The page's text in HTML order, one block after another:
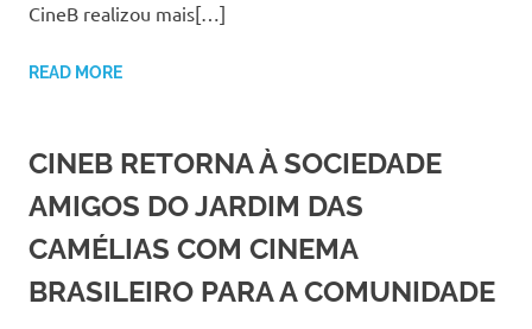
CineB realizou mais[…]
READ MORE
CINEB RETORNA À SOCIEDADE
AMIGOS DO JARDIM DAS
CAMÉLIAS COM CINEMA
BRASILEIRO PARA A COMUNIDADE